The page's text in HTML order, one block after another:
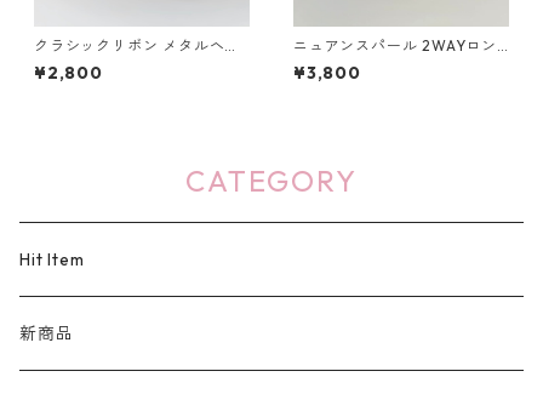
クラシックリボン メタルヘア
ゴム 2色セット：656
¥2,800
ニュアンスパール 2WAYロン
グチェーンピアス：676
¥3,800
CATEGORY
Hit Item
新商品